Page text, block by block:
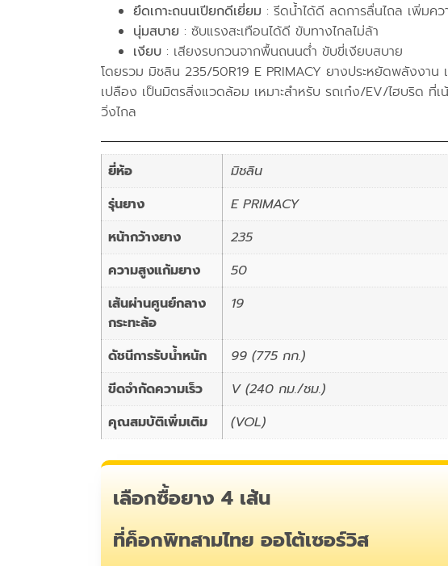
ยึดเกาะถนนเปียกดีเยี่ยม : รีดน้ำได้ดี ลดการลื่นไถล เพิ่มค
นุ่มสบาย : ซับแรงสะเทือนได้ดี ขับทางไกลไม่ล้า
เงียบ : เสียงรบกวนจากพื้นถนนต่ำ ขับขี่เงียบสบาย
โดยรวม มิชลิน 235/50R19 E PRIMACY ยางประหยัดพลังงา
เปลือง เป็นมิตรสิ่งแวดล้อม เหมาะสำหรับ รถเก๋ง/EV/ไฮบริด ที่เ
วิ่งไกล
ยี่ห้อ
มิชลิน
รุ่นยาง
E PRIMACY
หน้ากว้างยาง
235
ความสูงแก้มยาง
50
เส้นผ่านศูนย์กลาง
กระทะล้อ
19
ดัชนีการรับน้ำหนัก
99 (775 กก.)
ขีดจำกัดความเร็ว
V (240 กม./ชม.)
คุณสมบัติเพิ่มเติม
(VOL)
เลือกซื้อยาง 4 เส้น
ที่ค็อกพิทสามไทย ออโต้เซอร์วิส